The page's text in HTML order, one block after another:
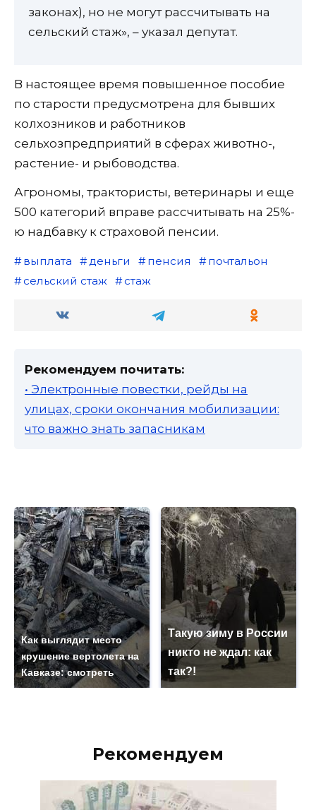
законах), но не могут рассчитывать на
сельский стаж», – указал депутат.
В настоящее время повышенное пособие
по старости предусмотрена для бывших
колхозников и работников
сельхозпредприятий в сферах животно-,
растение- и рыбоводства.
Агрономы, трактористы, ветеринары и еще
500 категорий вправе рассчитывать на 25%-
ю надбавку к страховой пенсии.
выплата деньги пенсия
почтальон
сельский стаж
стаж
Рекомендуем почитать:
• Электронные повестки, рейды на
улицах, сроки окончания мобилизации:
что важно знать запасникам
Как выглядит место
крушение вертолета на
Кавказе: смотреть
Такую зиму в России
никто не ждал: как
так?!
Рекомендуем